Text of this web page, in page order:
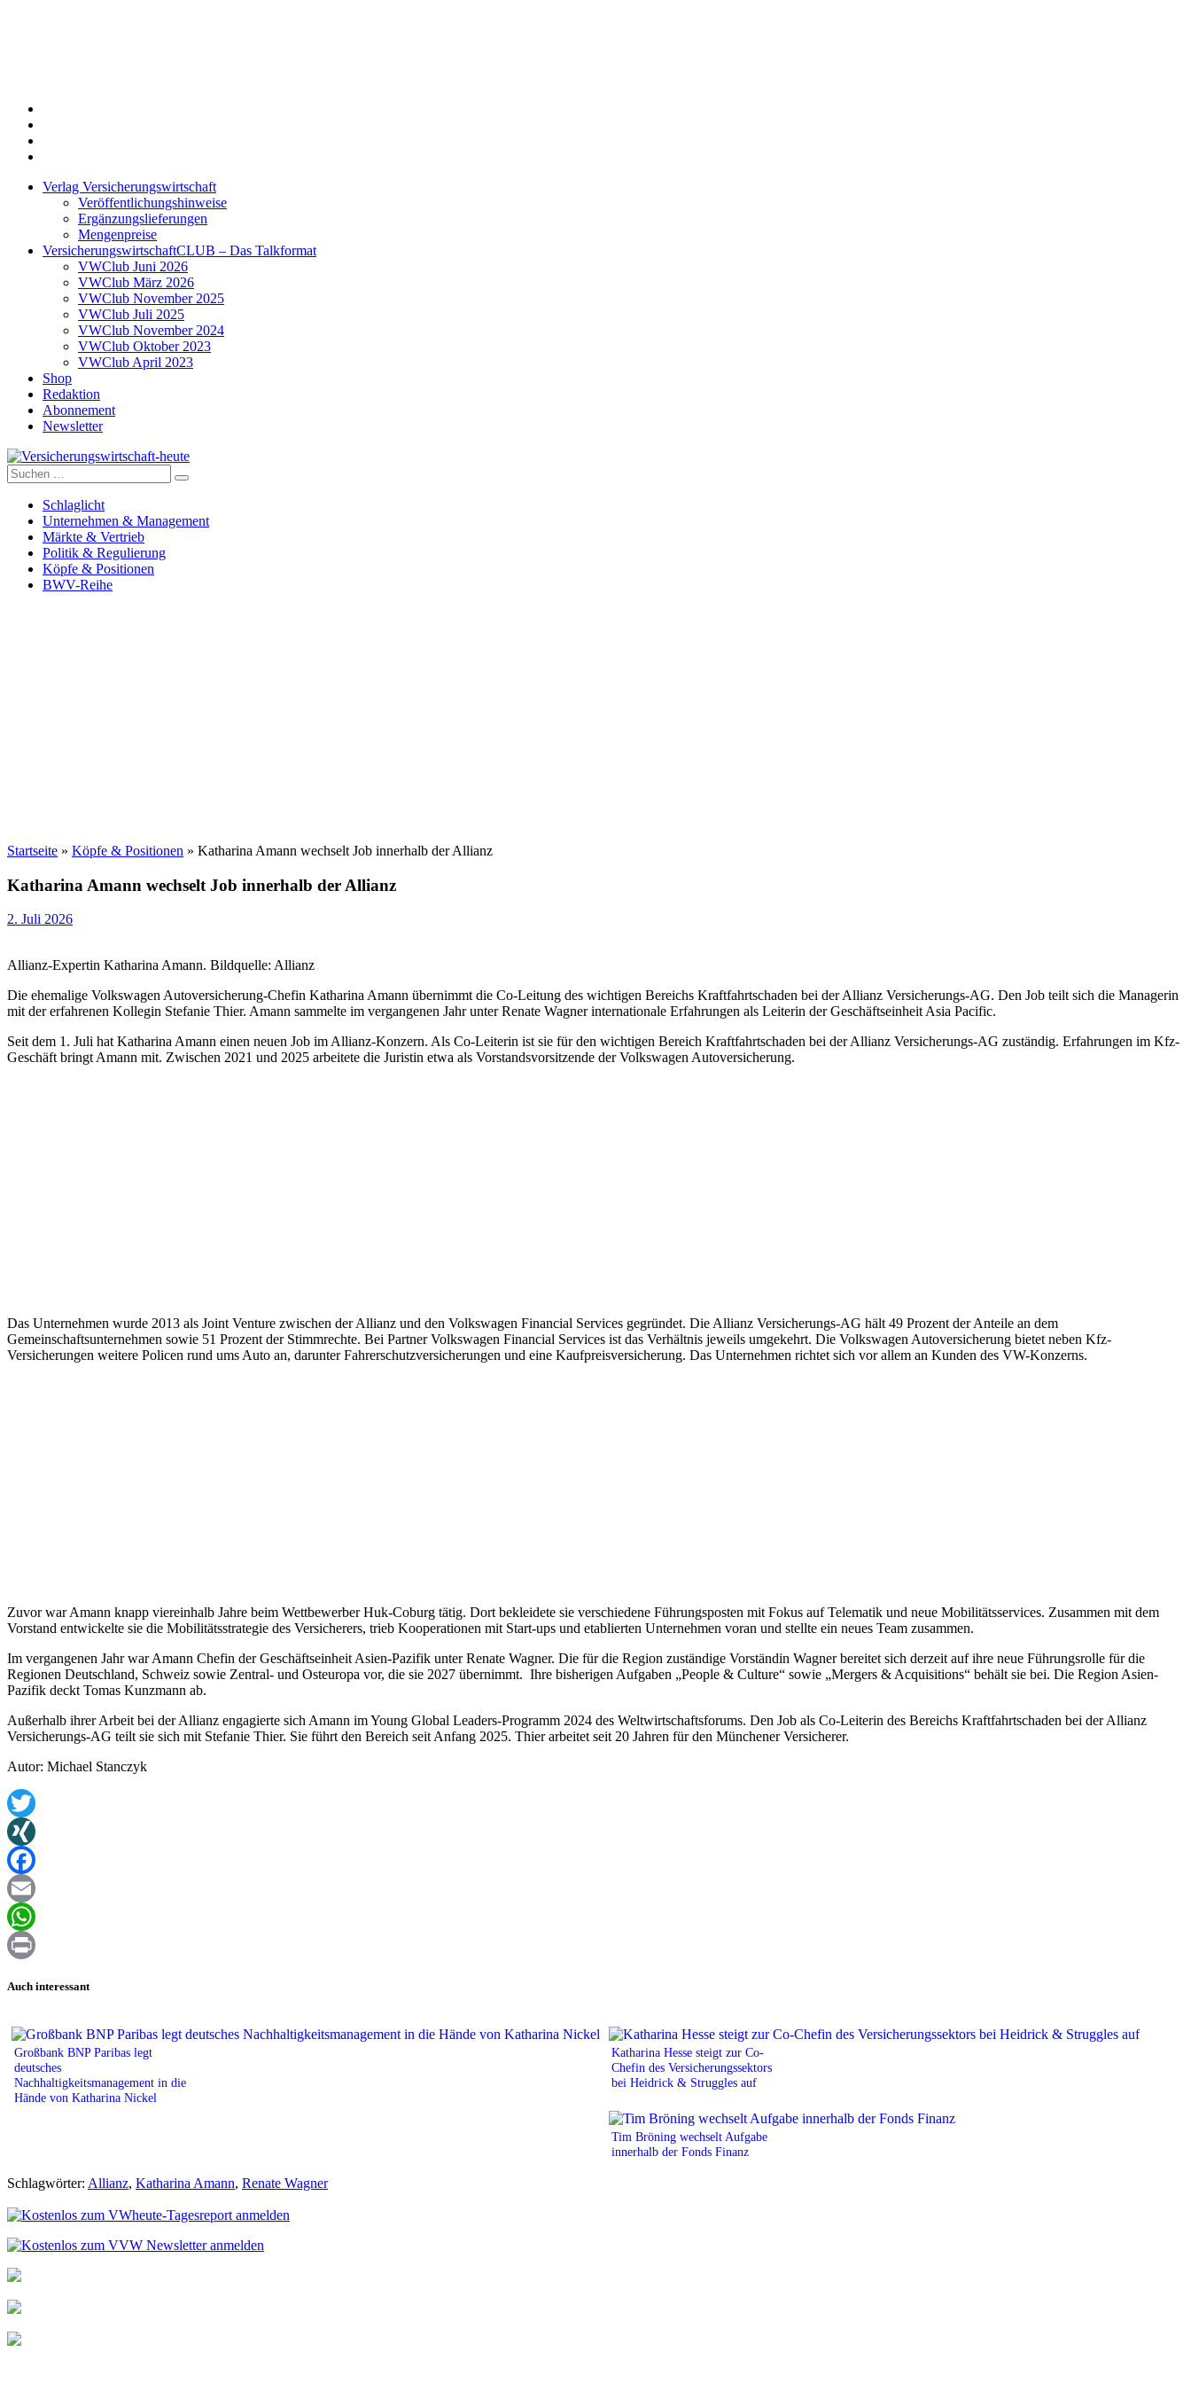
Verlag Versicherungswirtschaft
Veröffentlichungshinweise
Ergänzungslieferungen
Mengenpreise
VersicherungswirtschaftCLUB – Das Talkformat
VWClub Juni 2026
VWClub März 2026
VWClub November 2025
VWClub Juli 2025
VWClub November 2024
VWClub Oktober 2023
VWClub April 2023
Shop
Redaktion
Abonnement
Newsletter
Versicherungswirtschaft-heute
Suche
nach:
Schlaglicht
Unternehmen & Management
Märkte & Vertrieb
Politik & Regulierung
Köpfe & Positionen
BWV-Reihe
Startseite » Köpfe & Positionen » Katharina Amann wechselt Job innerhalb der Allianz
Katharina Amann wechselt Job innerhalb der Allianz
2. Juli 2026
Allianz-Expertin Katharina Amann. Bildquelle: Allianz
Die ehemalige Volkswagen Autoversicherung-Chefin Katharina Amann übernimmt die Co-Leitung des wichtigen Bereichs Kraftfahrtschaden bei der Allianz Versicherungs‑AG. Den Job teilt sich die Managerin
mit der erfahrenen Kollegin Stefanie Thier. Amann sammelte im vergangenen Jahr unter Renate Wagner internationale Erfahrungen als Leiterin der Geschäftseinheit Asia Pacific.
Seit dem 1. Juli hat Katharina Amann einen neuen Job im Allianz-Konzern. Als Co-Leiterin ist sie für den wichtigen Bereich Kraftfahrtschaden bei der Allianz Versicherungs‑AG zuständig. Erfahrungen im Kfz-
Geschäft bringt Amann mit. Zwischen 2021 und 2025 arbeitete die Juristin etwa als Vorstandsvorsitzende der Volkswagen Autoversicherung.
Das Unternehmen wurde 2013 als Joint Venture zwischen der Allianz und den Volkswagen Financial Services gegründet. Die Allianz Versicherungs-AG hält 49 Prozent der Anteile an dem
Gemeinschaftsunternehmen sowie 51 Prozent der Stimmrechte. Bei Partner Volkswagen Financial Services ist das Verhältnis jeweils umgekehrt. Die Volkswagen Autoversicherung bietet neben Kfz-
Versicherungen weitere Policen rund ums Auto an, darunter Fahrerschutzversicherungen und eine Kaufpreisversicherung. Das Unternehmen richtet sich vor allem an Kunden des VW-Konzerns.
Zuvor war Amann knapp viereinhalb Jahre beim Wettbewerber Huk-Coburg tätig. Dort bekleidete sie verschiedene Führungsposten mit Fokus auf Telematik und neue Mobilitätsservices. Zusammen mit dem
Vorstand entwickelte sie die Mobilitätsstrategie des Versicherers, trieb Kooperationen mit Start-ups und etablierten Unternehmen voran und stellte ein neues Team zusammen.
Im vergangenen Jahr war Amann Chefin der Geschäftseinheit Asien-Pazifik unter Renate Wagner. Die für die Region zuständige Vorständin Wagner bereitet sich derzeit auf ihre neue Führungsrolle für die
Regionen Deutschland, Schweiz sowie Zentral- und Osteuropa vor, die sie 2027 übernimmt. Ihre bisherigen Aufgaben „People & Culture“ sowie „Mergers & Acquisitions“ behält sie bei. Die Region Asien-
Pazifik deckt Tomas Kunzmann ab.
Außerhalb ihrer Arbeit bei der Allianz engagierte sich Amann im Young Global Leaders-Programm 2024 des Weltwirtschaftsforums. Den Job als Co-Leiterin des Bereichs Kraftfahrtschaden bei der Allianz
Versicherungs‑AG teilt sie sich mit Stefanie Thier. Sie führt den Bereich seit Anfang 2025. Thier arbeitet seit 20 Jahren für den Münchener Versicherer.
Autor: Michael Stanczyk
Twitter
XING
Facebook
Email
WhatsApp
Auch interessant
Großbank BNP Paribas legt
deutsches
Nachhaltigkeitsmanagement in die
Hände von Katharina Nickel
Katharina Hesse steigt zur Co-
Chefin des Versicherungssektors
bei Heidrick & Struggles auf
Tim Bröning wechselt Aufgabe
innerhalb der Fonds Finanz
Schlagwörter: Allianz, Katharina Amann, Renate Wagner